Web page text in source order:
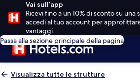
Vai sull’app
Ricevi fino a un 10% di sconto su una
accedi al tuo account per
vantaggi.
Passa alla sezione principale della pagina
Visualizza tutte le strutture